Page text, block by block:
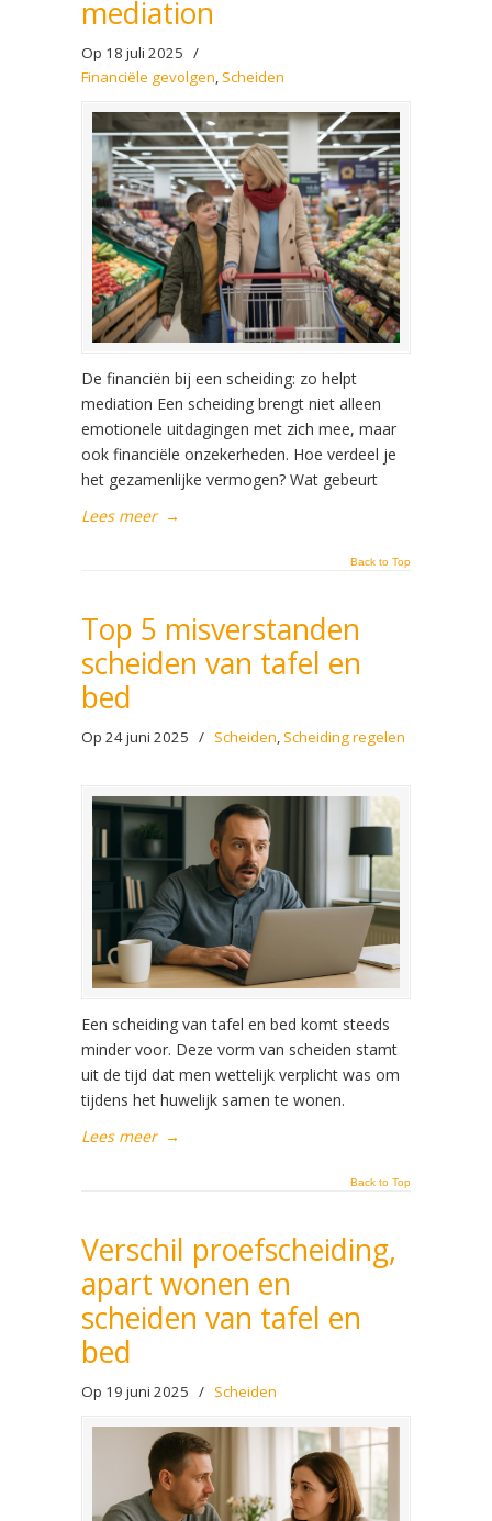
mediation
Op 18 juli 2025 /
Financiële gevolgen, Scheiden
De financiën bij een scheiding: zo helpt
mediation Een scheiding brengt niet alleen
emotionele uitdagingen met zich mee, maar
ook financiële onzekerheden. Hoe verdeel je
het gezamenlijke vermogen? Wat gebeurt
Lees meer →
Back to Top
Top 5 misverstanden
scheiden van tafel en
bed
Op 24 juni 2025 / Scheiden, Scheiding regelen
Een scheiding van tafel en bed komt steeds
minder voor. Deze vorm van scheiden stamt
uit de tijd dat men wettelijk verplicht was om
tijdens het huwelijk samen te wonen.
Lees meer →
Back to Top
Verschil proefscheiding,
apart wonen en
scheiden van tafel en
bed
Op 19 juni 2025 / Scheiden